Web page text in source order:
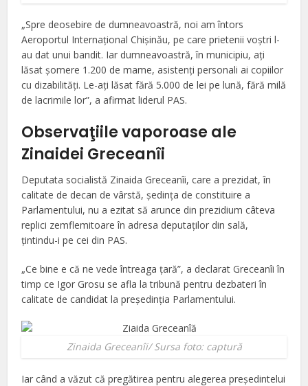
„Spre deosebire de dumneavoastră, noi am întors
Aeroportul Internațional Chișinău, pe care prietenii voștri l-
au dat unui bandit. Iar dumneavoastră, în municipiu, ați
lăsat șomere 1.200 de mame, asistenți personali ai copiilor
cu dizabilități. Le-ați lăsat fără 5.000 de lei pe lună, fără milă
de lacrimile lor”, a afirmat liderul PAS.
Observaţiile vaporoase ale
Zinaidei Greceanîi
Deputata socialistă Zinaida Greceanîi, care a prezidat, în
calitate de decan de vârstă, şedinţa de constituire a
Parlamentului, nu a ezitat să arunce din prezidium câteva
replici zemflemitoare în adresa deputaţilor din sală,
ţintindu-i pe cei din PAS.
„Ce bine e că ne vede întreaga ţară”, a declarat Greceanîi în
timp ce Igor Grosu se afla la tribună pentru dezbateri în
calitate de candidat la preşedinţia Parlamentului.
Zinaida Greceanîi/ Sursa foto: captură
Iar când a văzut că pregătirea pentru alegerea preşedintelui